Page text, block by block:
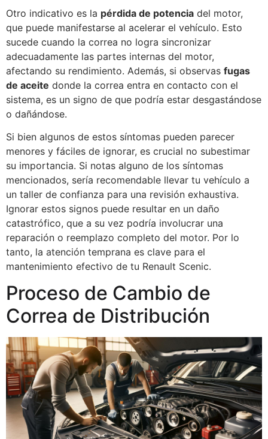
Otro indicativo es la pérdida de potencia del motor,
que puede manifestarse al acelerar el vehículo. Esto
sucede cuando la correa no logra sincronizar
adecuadamente las partes internas del motor,
afectando su rendimiento. Además, si observas fugas
de aceite donde la correa entra en contacto con el
sistema, es un signo de que podría estar desgastándose
o dañándose.
Si bien algunos de estos síntomas pueden parecer
menores y fáciles de ignorar, es crucial no subestimar
su importancia. Si notas alguno de los síntomas
mencionados, sería recomendable llevar tu vehículo a
un taller de confianza para una revisión exhaustiva.
Ignorar estos signos puede resultar en un daño
catastrófico, que a su vez podría involucrar una
reparación o reemplazo completo del motor. Por lo
tanto, la atención temprana es clave para el
mantenimiento efectivo de tu Renault Scenic.
Proceso de Cambio de
Correa de Distribución